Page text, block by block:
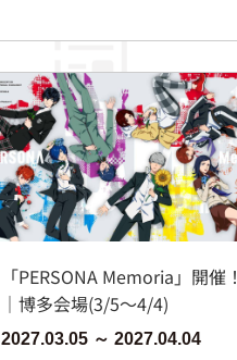
「PERSONA Memoria」開催！
｜博多会場(3/5～4/4)
2027.03.05 ～ 2027.04.04